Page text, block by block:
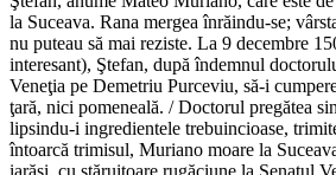
la Suceava. Rana mergea înrăindu-se;
nu puteau să mai reziste. La 9 decembre
interesant), Ştefan, după îndemnul
Veneţia pe Demetriu Purceviu, să-i
ţară, nici pomeneală. / Doctorul pregătea
lipsindu-i ingredientele trebuincioase,
întoarcă trimisul, Muriano moare la